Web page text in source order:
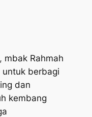
, mbak Rahmah
berbagi
dan
kembang